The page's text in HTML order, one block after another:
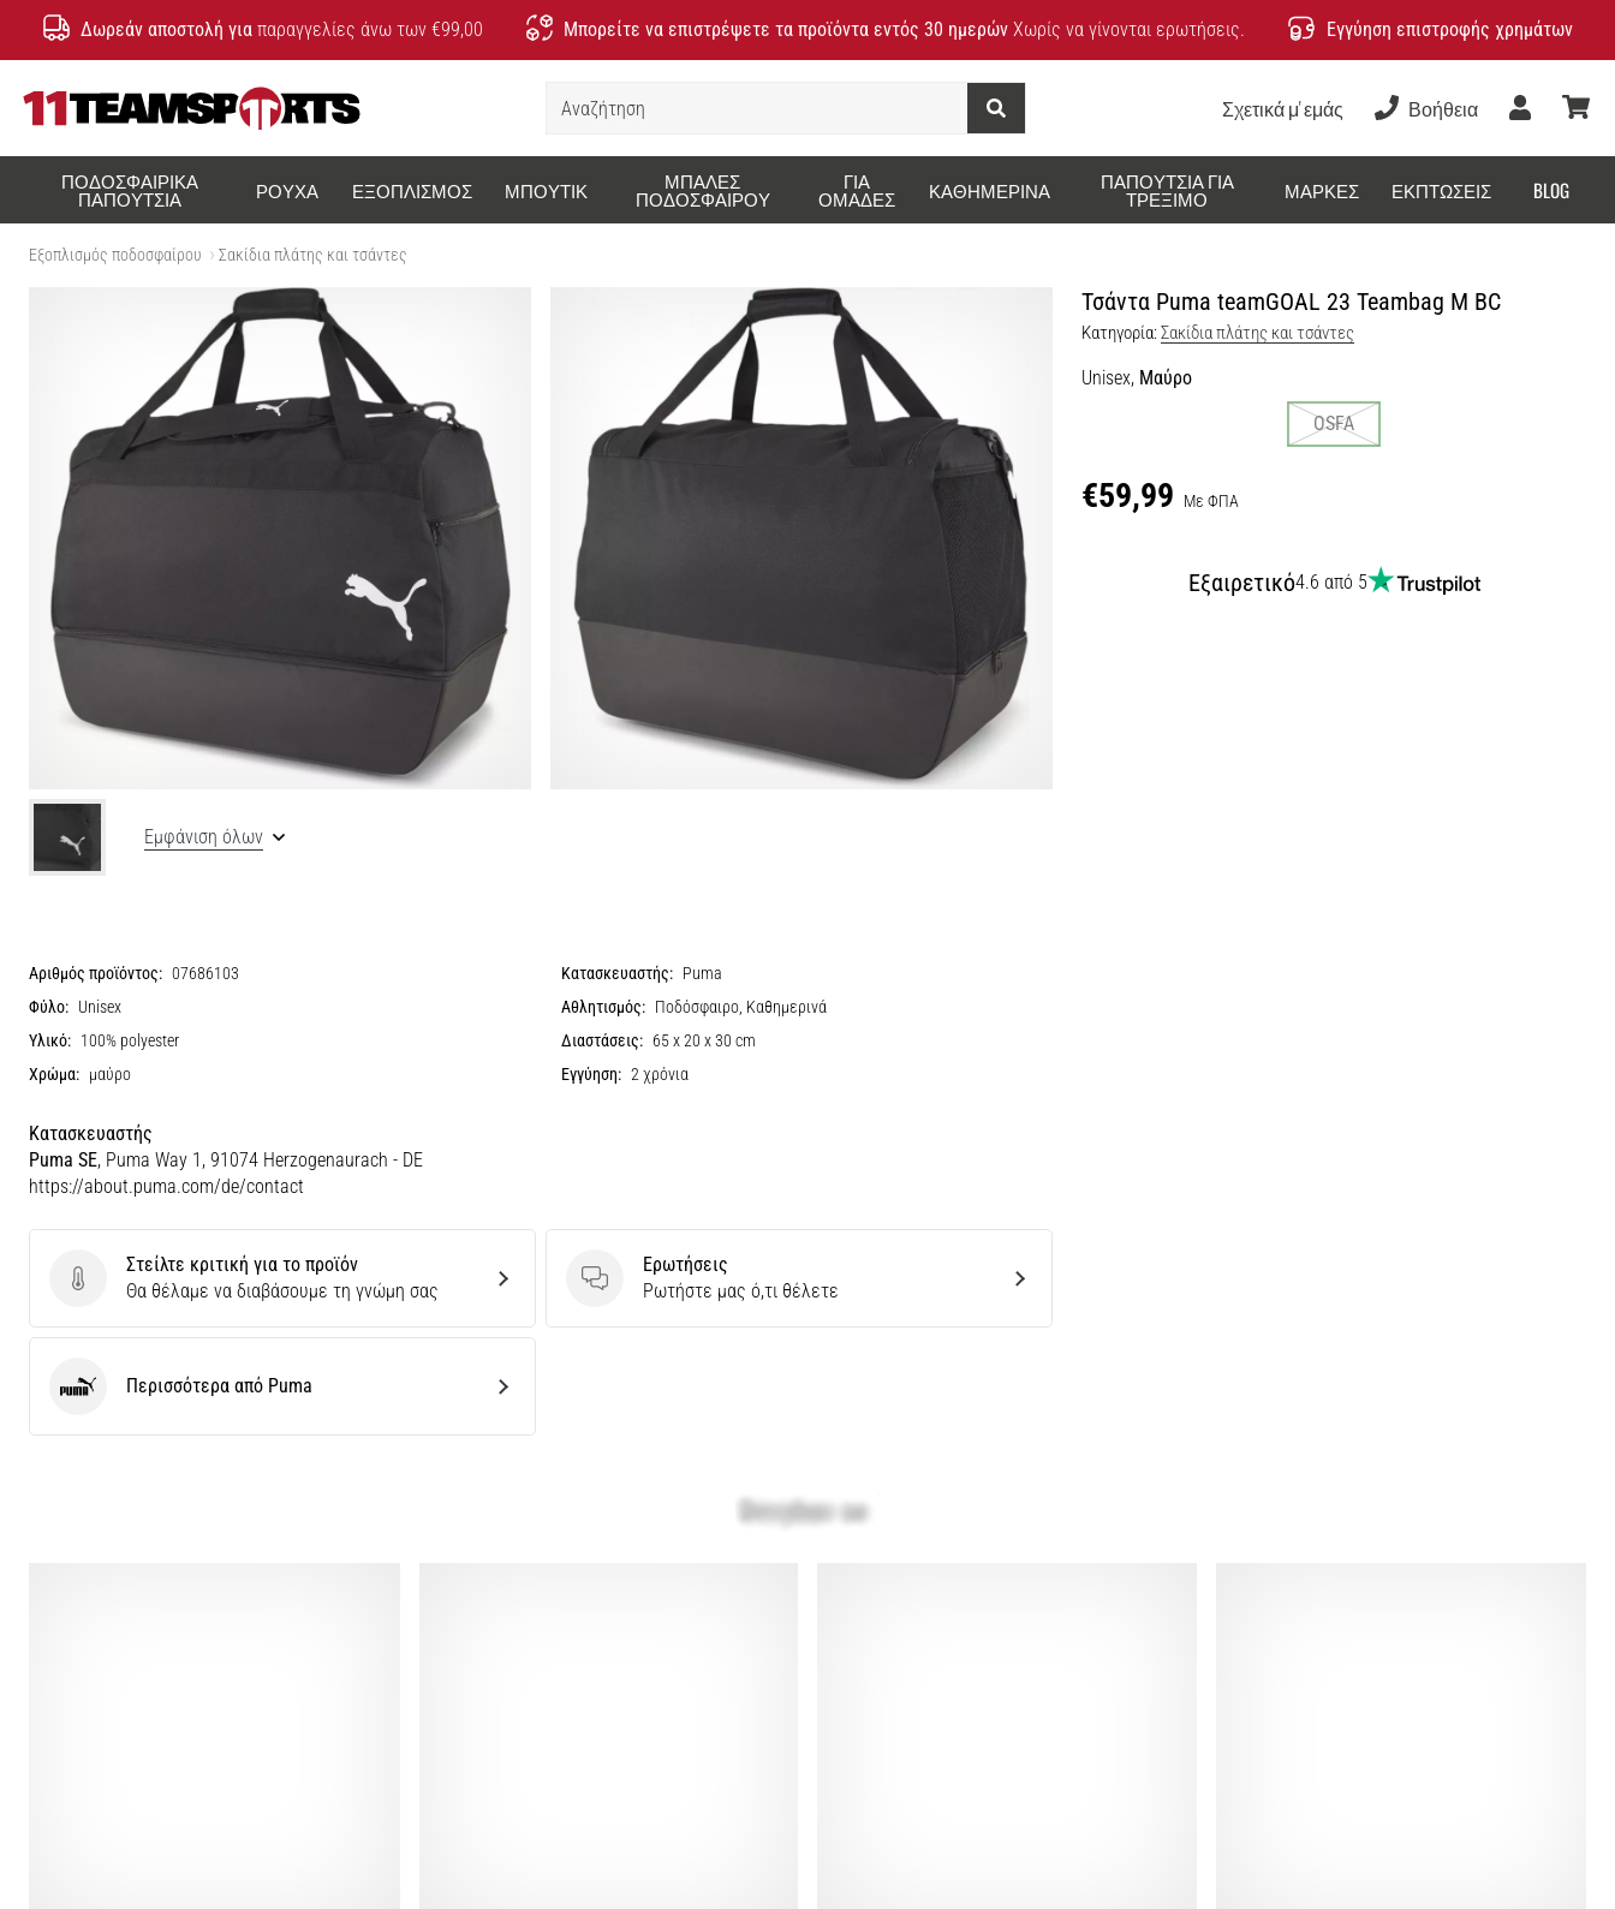
Δωρεάν αποστολή για παραγγελίες άνω των €99,00 Μπορείτε να επιστρέψετε τα προϊόντα εντός 30 ημερών Χωρίς να γίνονται ερωτήσεις. Εγγύηση επιστροφής χρημάτων
Αναζήτηση
Σχετικά μ' εμάς Βοήθεια
Χρήστης
ΠΟΔΟΣΦΑΙΡΙΚΆ
ΠΑΠΟΎΤΣΙΑ ΡΟΎΧΑ ΕΞΟΠΛΙΣΜΌΣ ΜΠΟΥΤΊΚ ΜΠΆΛΕΣ
ΠΟΔΟΣΦΑΊΡΟΥ
ΓΙΑ
ΟΜΆΔΕΣ ΚΑΘΗΜΕΡΙΝΆ ΠΑΠΟΎΤΣΙΑ ΓΙΑ
ΤΡΈΞΙΜΟ ΜΆΡΚΕΣ ΕΚΠΤΏΣΕΙΣ BLOG
Εξοπλισμός ποδοσφαίρου Σακίδια πλάτης και τσάντες
Τσάντα Puma teamGOAL 23 Teambag M BC
Κατηγορία:Σακίδια πλάτης και τσάντες
Unisex, Μαύρο
OSFA
€59,99 Με ΦΠΑ
Εξαιρετικό4.6 από 5
Εμφάνιση όλων
Αριθμός προϊόντος: 07686103 Κατασκευαστής: Puma
Φύλο: Unisex Αθλητισμός: Ποδόσφαιρο, Καθημερινά
Υλικό: 100% polyester Διαστάσεις: 65 x 20 x 30 cm
Χρώμα: μαύρο Εγγύηση: 2 χρόνια
Κατασκευαστής
Puma SE, Puma Way 1, 91074 Herzogenaurach - DE
https://about.puma.com/de/contact
Στείλτε κριτική για το προϊόν
Στείλτε κριτική για το προϊόν
Θα θέλαμε να διαβάσουμε τη γνώμη σας
Ερωτήσεις
Ερωτήσεις
Ρωτήστε μας ό,τι θέλετε
Puma Περισσότερα από Puma